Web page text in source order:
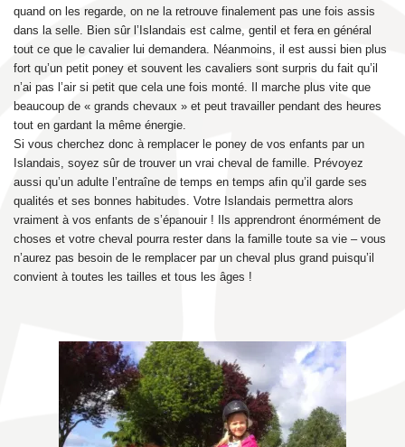
quand on les regarde, on ne la retrouve finalement pas une fois assis
dans la selle. Bien sûr l’Islandais est calme, gentil et fera en général
tout ce que le cavalier lui demandera. Néanmoins, il est aussi bien plus
fort qu’un petit poney et souvent les cavaliers sont surpris du fait qu’il
n’ai pas l’air si petit que cela une fois monté. Il marche plus vite que
beaucoup de « grands chevaux » et peut travailler pendant des heures
tout en gardant la même énergie.
Si vous cherchez donc à remplacer le poney de vos enfants par un
Islandais, soyez sûr de trouver un vrai cheval de famille. Prévoyez
aussi qu’un adulte l’entraîne de temps en temps afin qu’il garde ses
qualités et ses bonnes habitudes. Votre Islandais permettra alors
vraiment à vos enfants de s’épanouir ! Ils apprendront énormément de
choses et votre cheval pourra rester dans la famille toute sa vie – vous
n’aurez pas besoin de le remplacer par un cheval plus grand puisqu’il
convient à toutes les tailles et tous les âges !